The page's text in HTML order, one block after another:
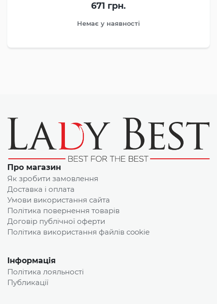
671 грн.
Немає у наявності
Про магазин
Як зробити замовлення
Доставка і оплата
Умови використання сайта
Політика повернення товарів
Договір публічної оферти
Політика використання файлів cookie
Інформація
Політика лояльності
Публикації